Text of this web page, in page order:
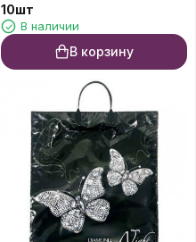
10шт
В наличии
В корзину